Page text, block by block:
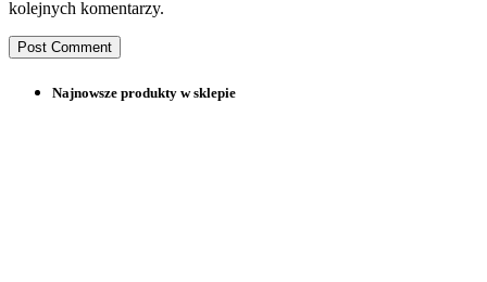
kolejnych komentarzy.
Najnowsze produkty w sklepie